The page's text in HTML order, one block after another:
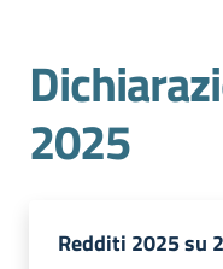
l'impresa
Promuovere
2025
Redditi 2025 su